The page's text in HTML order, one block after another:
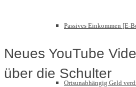
Passives Einkommen [E-
Ortsunabhängig Geld
Neues YouTube
über die Schulter